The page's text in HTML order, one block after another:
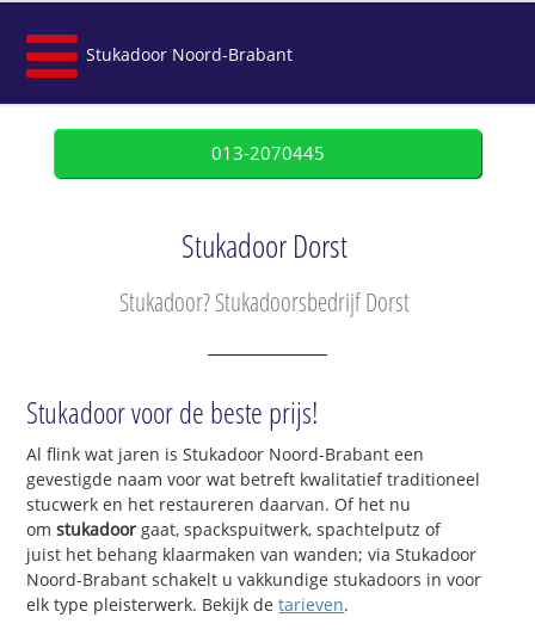
Stukadoor Noord-Brabant
013-2070445
Stukadoor Dorst
Stukadoor? Stukadoorsbedrijf Dorst
Stukadoor voor de beste prijs!
Al flink wat jaren is Stukadoor Noord-Brabant een
gevestigde naam voor wat betreft kwalitatief traditioneel
stucwerk en het restaureren daarvan. Of het nu
omstukadoor gaat, spackspuitwerk, spachtelputz of
juist het behang klaarmaken van wanden; via Stukadoor
Noord-Brabant schakelt u vakkundige stukadoors in voor
elk type pleisterwerk. Bekijk detarieven.